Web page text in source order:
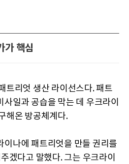
가 핵심
트리엇 생산 라이선스다. 패트
일과 공습을 막는 데 우크라이
해온 방공체계다.
이나에 패트리엇을 만들 권리를
겠다고 말했다. 그는 우크라이